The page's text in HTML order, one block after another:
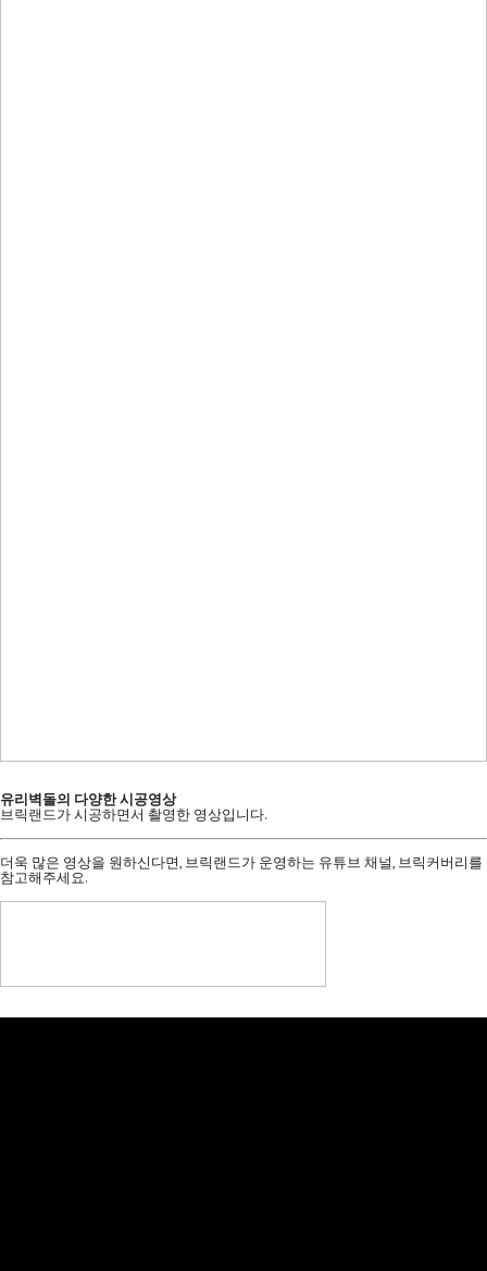
유리벽돌의 다양한 시공영상
브릭랜드가 시공하면서 촬영한 영상입니다.
더욱 많은 영상을 원하신다면, 브릭랜드가 운영하는 유튜브 채널, 브릭커버리를
참고해주세요.